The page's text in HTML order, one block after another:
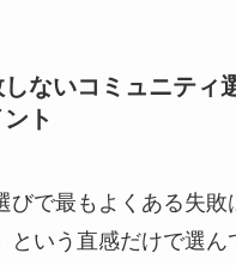
ないコミュニティ
ト
びで最もよくある失敗
という直感だけで選ん